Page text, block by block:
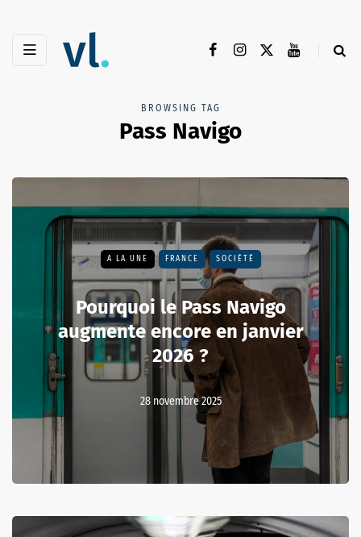
BROWSING TAG
Pass Navigo
A LA UNE FRANCE SOCIÉTÉ
Pourquoi le Pass Navigo
augmente encore en janvier
2026 ?
28 novembre 2025